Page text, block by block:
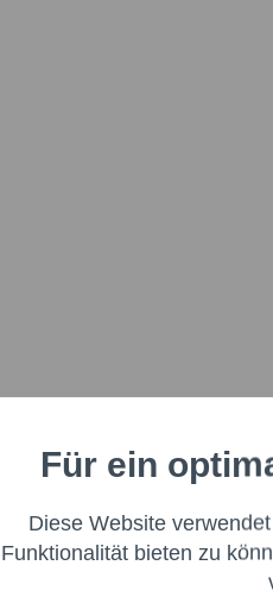
Funktionale
Marketing
Für ein
Diese Website
Funktionalität bieten zu